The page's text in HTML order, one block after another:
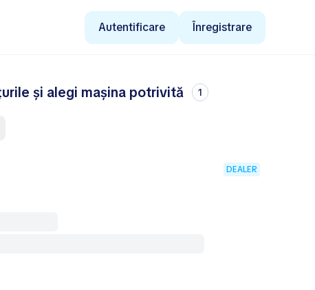
Autentificare Înregistrare
și alegi mașina potrivită 1
DEALER